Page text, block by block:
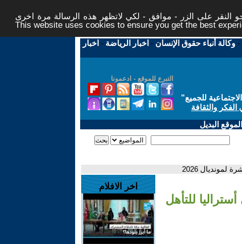
النقر على الزر - موافق - لكي لاتظهر هذه الرسالة مرة اخرى -
This website uses cookies to ensure you get the best
-وكالة أنباء حقوق الإنسان - اخبار الرياضة - اخبار
التبرع للموقع - ادعمونا
للجميع"
والثقافة
البديل
2026
للتأهل
اخر الافلام